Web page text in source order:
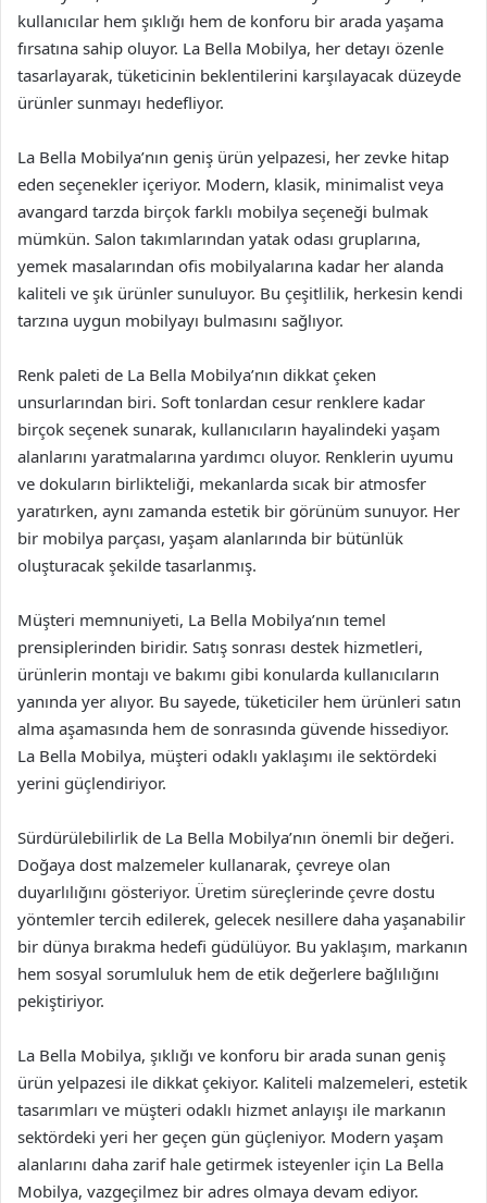
kullanıcılar hem şıklığı hem de konforu bir arada yaşama
fırsatına sahip oluyor. La Bella Mobilya, her detayı özenle
tasarlayarak, tüketicinin beklentilerini karşılayacak düzeyde
ürünler sunmayı hedefliyor.
La Bella Mobilya’nın geniş ürün yelpazesi, her zevke hitap
eden seçenekler içeriyor. Modern, klasik, minimalist veya
avangard tarzda birçok farklı mobilya seçeneği bulmak
mümkün. Salon takımlarından yatak odası gruplarına,
yemek masalarından ofis mobilyalarına kadar her alanda
kaliteli ve şık ürünler sunuluyor. Bu çeşitlilik, herkesin kendi
tarzına uygun mobilyayı bulmasını sağlıyor.
Renk paleti de La Bella Mobilya’nın dikkat çeken
unsurlarından biri. Soft tonlardan cesur renklere kadar
birçok seçenek sunarak, kullanıcıların hayalindeki yaşam
alanlarını yaratmalarına yardımcı oluyor. Renklerin uyumu
ve dokuların birlikteliği, mekanlarda sıcak bir atmosfer
yaratırken, aynı zamanda estetik bir görünüm sunuyor. Her
bir mobilya parçası, yaşam alanlarında bir bütünlük
oluşturacak şekilde tasarlanmış.
Müşteri memnuniyeti, La Bella Mobilya’nın temel
prensiplerinden biridir. Satış sonrası destek hizmetleri,
ürünlerin montajı ve bakımı gibi konularda kullanıcıların
yanında yer alıyor. Bu sayede, tüketiciler hem ürünleri satın
alma aşamasında hem de sonrasında güvende hissediyor.
La Bella Mobilya, müşteri odaklı yaklaşımı ile sektördeki
yerini güçlendiriyor.
Sürdürülebilirlik de La Bella Mobilya’nın önemli bir değeri.
Doğaya dost malzemeler kullanarak, çevreye olan
duyarlılığını gösteriyor. Üretim süreçlerinde çevre dostu
yöntemler tercih edilerek, gelecek nesillere daha yaşanabilir
bir dünya bırakma hedefi güdülüyor. Bu yaklaşım, markanın
hem sosyal sorumluluk hem de etik değerlere bağlılığını
pekiştiriyor.
La Bella Mobilya, şıklığı ve konforu bir arada sunan geniş
ürün yelpazesi ile dikkat çekiyor. Kaliteli malzemeleri, estetik
tasarımları ve müşteri odaklı hizmet anlayışı ile markanın
sektördeki yeri her geçen gün güçleniyor. Modern yaşam
alanlarını daha zarif hale getirmek isteyenler için La Bella
Mobilya, vazgeçilmez bir adres olmaya devam ediyor.